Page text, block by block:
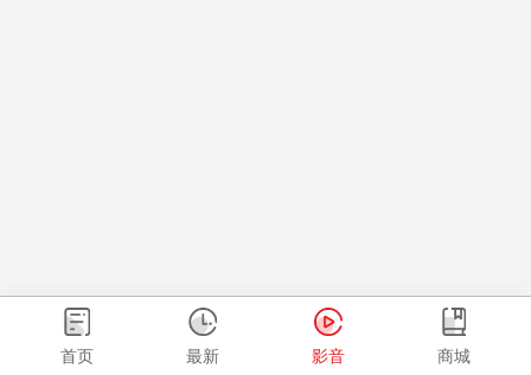
首页 最新 影音 商城